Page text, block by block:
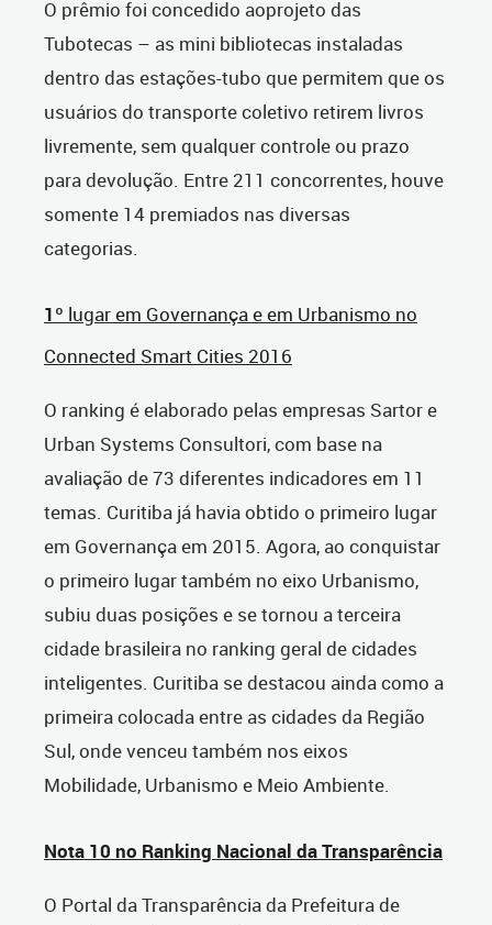
O prêmio foi concedido aoprojeto das
Tubotecas – as mini bibliotecas instaladas
dentro das estações-tubo que permitem que os
usuários do transporte coletivo retirem livros
livremente, sem qualquer controle ou prazo
para devolução. Entre 211 concorrentes, houve
somente 14 premiados nas diversas
categorias.
1º lugar em Governança e em Urbanismo no
Connected Smart Cities 2016
O ranking é elaborado pelas empresas Sartor e
Urban Systems Consultori, com base na
avaliação de 73 diferentes indicadores em 11
temas. Curitiba já havia obtido o primeiro lugar
em Governança em 2015. Agora, ao conquistar
o primeiro lugar também no eixo Urbanismo,
subiu duas posições e se tornou a terceira
cidade brasileira no ranking geral de cidades
inteligentes. Curitiba se destacou ainda como a
primeira colocada entre as cidades da Região
Sul, onde venceu também nos eixos
Mobilidade, Urbanismo e Meio Ambiente.
Nota 10 no Ranking Nacional da Transparência
O Portal da Transparência da Prefeitura de